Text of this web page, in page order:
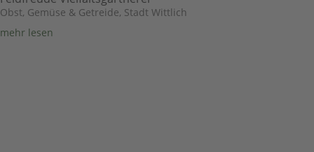
Obst, Gemüse & Getreide, Stadt Wittlich
mehr lesen